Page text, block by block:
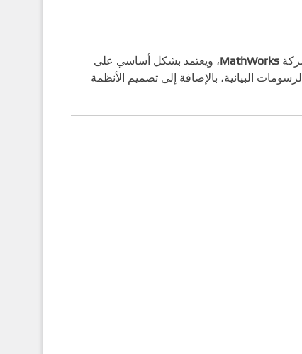
MathWorks، ويعتمد بشكل أساسي على
البيانية، بالإضافة إلى تصميم الأنظمة